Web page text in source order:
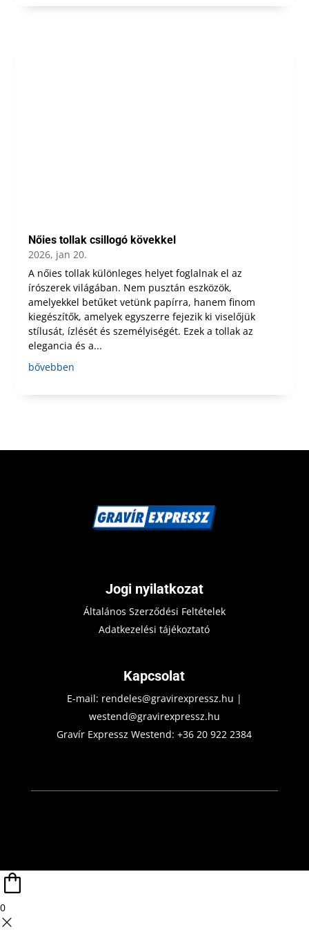
Nőies tollak csillogó kövekkel
2026, jan 20.
A nőies tollak különleges helyet foglalnak el az
írószerek világában. Nem pusztán eszközök,
amelyekkel betűket vetünk papírra, hanem finom
kiegészítők, amelyek egyszerre fejezik ki viselőjük
stílusát, ízlését és személyiségét. Ezek a tollak az
elegancia és a...
bővebben
Jogi nyilatkozat
Általános Szerződési Feltételek
Adatkezelési tájékoztató
Kapcsolat
E-mail: rendeles@gravirexpressz.hu |
westend@gravirexpressz.hu
Gravír Expressz Westend:+36 20 922 2384
0